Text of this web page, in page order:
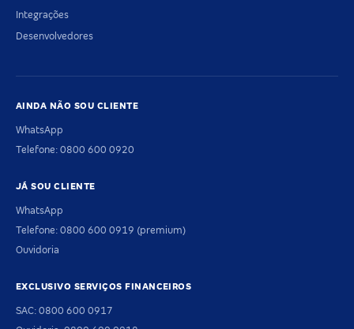
Integrações
Desenvolvedores
AINDA NÃO SOU CLIENTE
WhatsApp
Telefone: 0800 600 0920
JÁ SOU CLIENTE
WhatsApp
Telefone: 0800 600 0919 (premium)
Ouvidoria
EXCLUSIVO SERVIÇOS FINANCEIROS
SAC: 0800 600 0917